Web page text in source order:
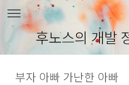
본문 바로가기
후노스의 개발
부자 아빠 가난한 아빠